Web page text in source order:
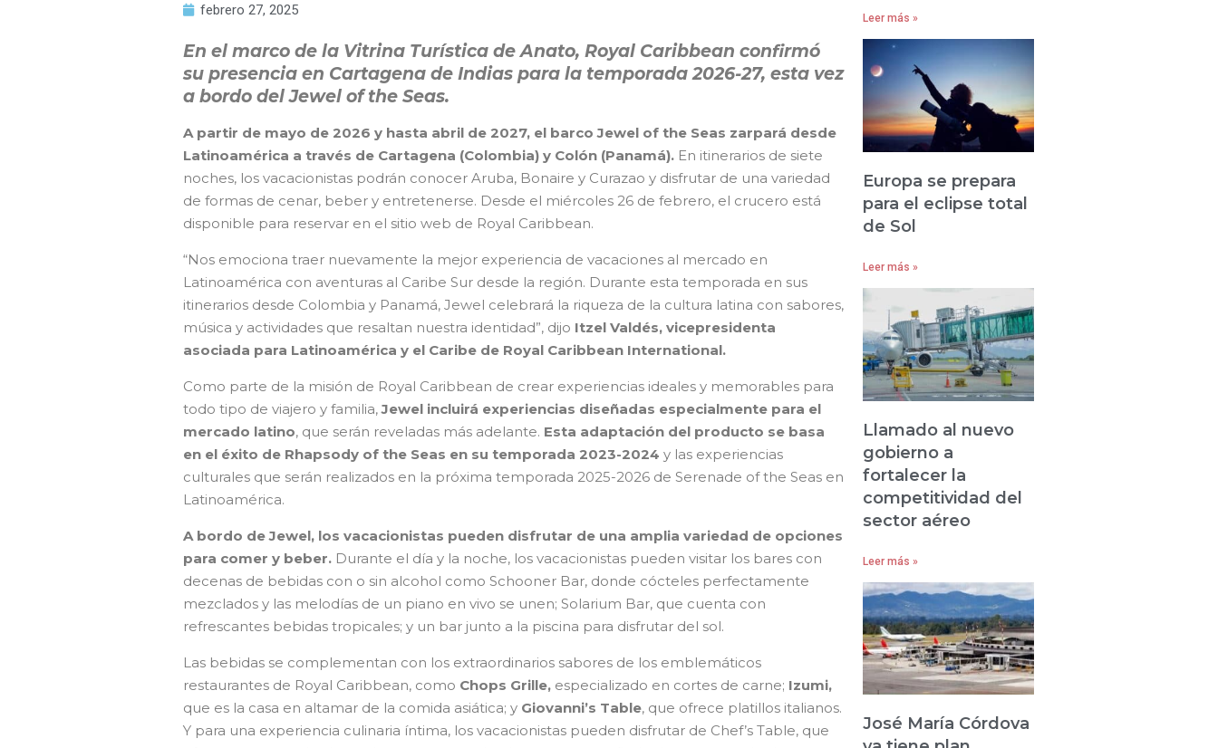
febrero 27, 2025
En el marco de la Vitrina Turística de Anato, Royal Caribbean confirmó
su presencia en Cartagena de Indias para la temporada 2026-27, esta vez
a bordo del Jewel of the Seas.
A partir de mayo de 2026 y hasta abril de 2027, el barco Jewel of the Seas zarpará desde
Latinoamérica a través de Cartagena (Colombia) y Colón (Panamá). En itinerarios de siete
noches, los vacacionistas podrán conocer Aruba, Bonaire y Curazao y disfrutar de una variedad
de formas de cenar, beber y entretenerse. Desde el miércoles 26 de febrero, el crucero está
disponible para reservar en el sitio web de Royal Caribbean.
“Nos emociona traer nuevamente la mejor experiencia de vacaciones al mercado en
Latinoamérica con aventuras al Caribe Sur desde la región. Durante esta temporada en sus
itinerarios desde Colombia y Panamá, Jewel celebrará la riqueza de la cultura latina con sabores,
música y actividades que resaltan nuestra identidad”, dijo Itzel Valdés, vicepresidenta
asociada para Latinoamérica y el Caribe de Royal Caribbean International.
Como parte de la misión de Royal Caribbean de crear experiencias ideales y memorables para
todo tipo de viajero y familia,Jewel incluirá experiencias diseñadas especialmente para el
mercado latino, que serán reveladas más adelante. Esta adaptación del producto se basa
en el éxito de Rhapsody of the Seas en su temporada 2023-2024 y las experiencias
culturales que serán realizados en la próxima temporada 2025-2026 de Serenade of the Seas en
Latinoamérica.
A bordo de Jewel, los vacacionistas pueden disfrutar de una amplia variedad de opciones
para comer y beber. Durante el día y la noche, los vacacionistas pueden visitar los bares con
decenas de bebidas con o sin alcohol como Schooner Bar, donde cócteles perfectamente
mezclados y las melodías de un piano en vivo se unen; Solarium Bar, que cuenta con
refrescantes bebidas tropicales; y un bar junto a la piscina para disfrutar del sol.
Las bebidas se complementan con los extraordinarios sabores de los emblemáticos
restaurantes de Royal Caribbean, como Chops Grille, especializado en cortes de carne; Izumi,
que es la casa en altamar de la comida asiática; y Giovanni’s Table, que ofrece platillos italianos.
Y para una experiencia culinaria íntima, los vacacionistas pueden disfrutar de Chef’s Table, que
Leer más »
Europa se prepara
para el eclipse total
de Sol
Leer más »
Llamado al nuevo
gobierno a
fortalecer la
competitividad del
sector aéreo
Leer más »
José María Córdova